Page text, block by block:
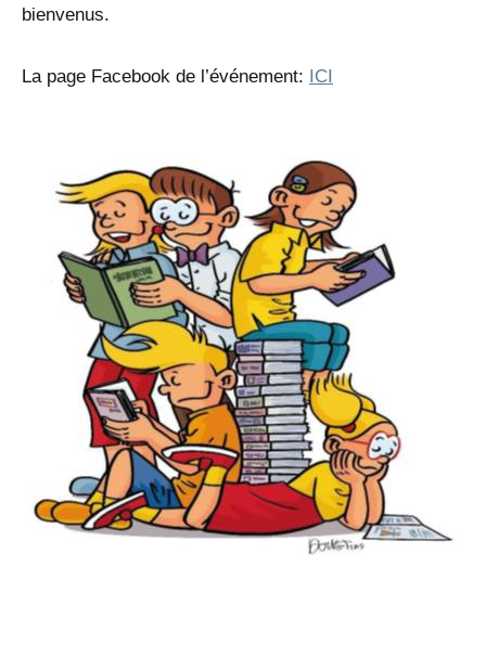
bienvenus.
La page Facebook de l’événement: ICI